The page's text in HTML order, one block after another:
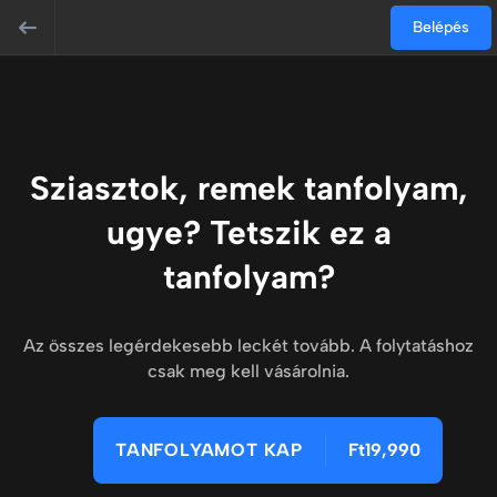
Belépés
Sziasztok, remek tanfolyam,
ugye? Tetszik ez a
tanfolyam?
Az összes legérdekesebb leckét tovább. A folytatáshoz
csak meg kell vásárolnia.
TANFOLYAMOT KAP Ft19,990